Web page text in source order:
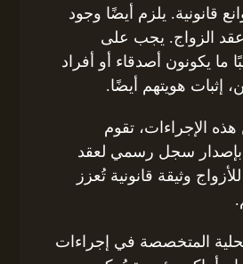
قانونية. يلزم أيضًا وجود
عقد الزواج. يجب على
ما يكونون أصدقاء أو أفراد
إثبات هويتهم أيضًا.
هذه الإجراءات، تقوم
بإصدار سجل رسمي لعقد
وثيقة قانونية تُعزز
المتخصصة في إجراءات